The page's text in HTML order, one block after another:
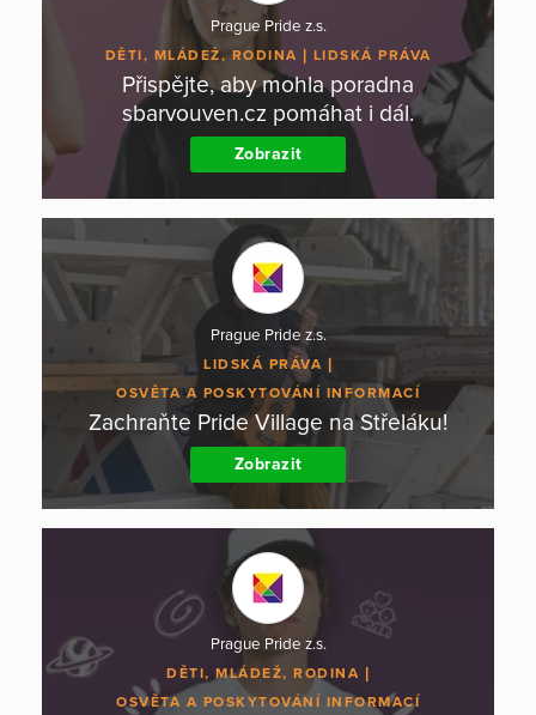
Prague Pride z.s.
DĚTI, MLÁDEŽ, RODINA LIDSKÁ PRÁVA
Přispějte, aby mohla poradna
sbarvouven.cz pomáhat i dál.
Zobrazit
Prague Pride z.s.
LIDSKÁ PRÁVA
OSVĚTA A POSKYTOVÁNÍ INFORMACÍ
Zachraňte Pride Village na Střeláku!
Zobrazit
Prague Pride z.s.
DĚTI, MLÁDEŽ, RODINA
OSVĚTA A POSKYTOVÁNÍ INFORMACÍ